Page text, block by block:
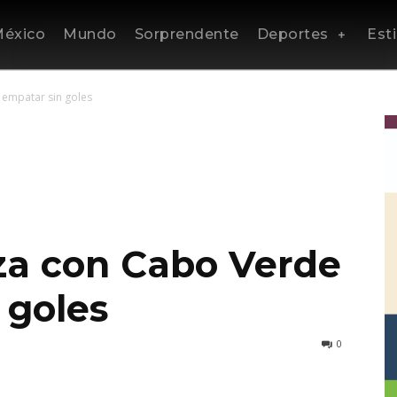
Mundo Sorprendente Deportes
sin goles
con Cabo Verde
0